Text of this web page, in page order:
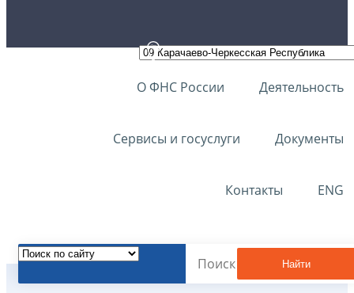
О ФНС России Деятельность
Сервисы и госуслуги Документы
Контакты ENG
Найти